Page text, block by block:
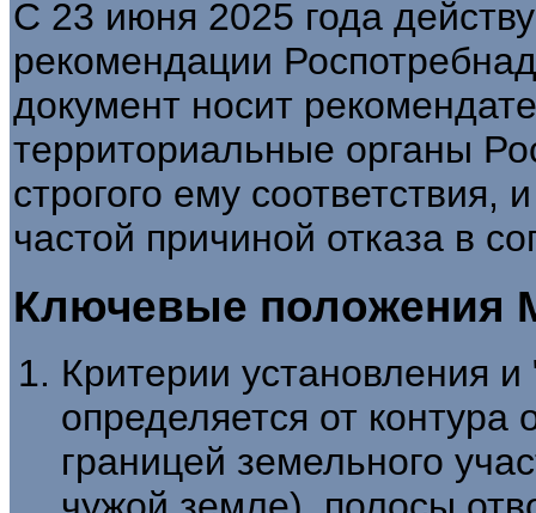
С 23 июня 2025 года
рекомендации
документ носит
территориальные органы
строгого ему соответствия,
частой причиной отказа в
Ключевые положения
Критерии установления
определяется от
границей земельного